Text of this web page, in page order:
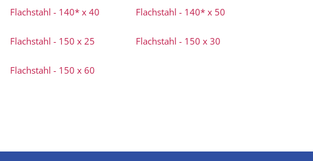
Flachstahl - 140* x 40 Flachstahl - 140* x 50
Flachstahl - 150 x 25 Flachstahl - 150 x 30
Flachstahl - 150 x 60